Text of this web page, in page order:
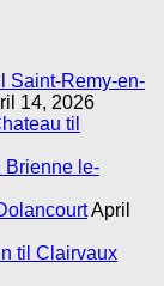
Saint-Remy-en-
14, 2026
til
Brienne le-
April
til Clairvaux